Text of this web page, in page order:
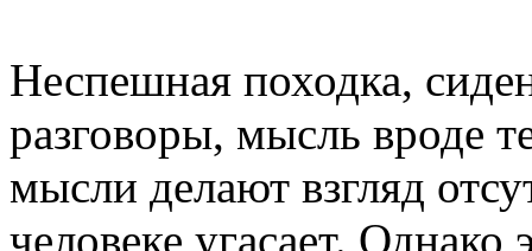
Неспешная походка,
разговоры, мысль вроде
мысли делают взгляд
человеке угасает.